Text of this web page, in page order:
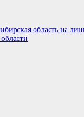
область на